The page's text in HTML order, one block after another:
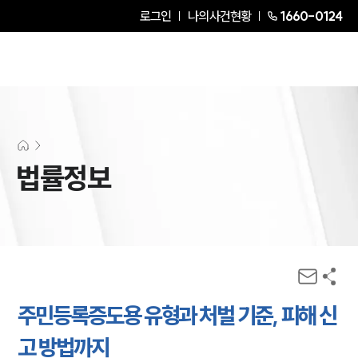
로그인 나의사건현황 1660-0124
법률정보
주민등록증도용 유형과 처벌 기준, 피해 신
고 방법까지